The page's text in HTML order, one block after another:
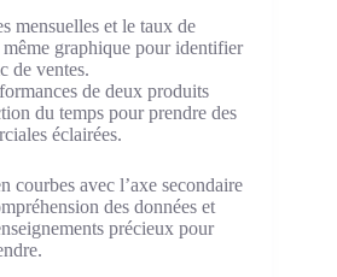
mensuelles et le taux de
même graphique pour identifier
de ventes.
de deux produits
du temps pour prendre des
éclairées.
courbes avec l’axe secondaire
des données et
précieux pour